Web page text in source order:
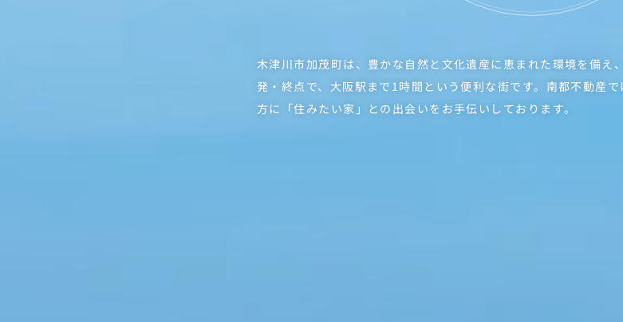
木津川市加茂町は、豊かな自然と文化遺産に恵まれた環境を備え、
発・終点で、大阪駅まで1時間という便利な街です。南都不動産
方に「住みたい家」との出会いを お手伝いしております。